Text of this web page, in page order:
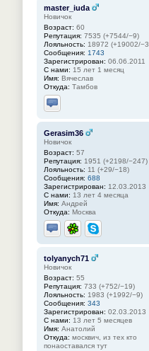
master_iuda
Новичок
Возраст: 60
Репутация: 7535 (+7544/−9)
Лояльность: 18972 (+19002/
Сообщения: 1743
Зарегистрирован: 06.06.2011
С нами: 15 лет 1 месяц
Имя: Вячеслав
Откуда: Тамбов
Отправить личное
Gerasim36
Новичок
Возраст: 57
Репутация: 1951 (+2198/−247)
Лояльность: 11 (+29/−18)
Сообщения: 688
Зарегистрирован: 12.03.2013
С нами: 13 лет 4 месяца
Имя: Андрей
Откуда: Москва
Отправить личное
ICQ Skype
tolyanych71
Новичок
Возраст: 55
Репутация: 733 (+752/−19)
Лояльность: 1983 (+1992/−9)
Сообщения: 343
Зарегистрирован: 02.03.2013
С нами: 13 лет 5 месяцев
Имя: Анатолий
Откуда: москвич, из тех кто
понаоставался тут